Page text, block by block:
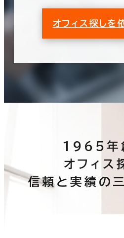
オフィス探しを
1965年
オフィス
信頼と実績の